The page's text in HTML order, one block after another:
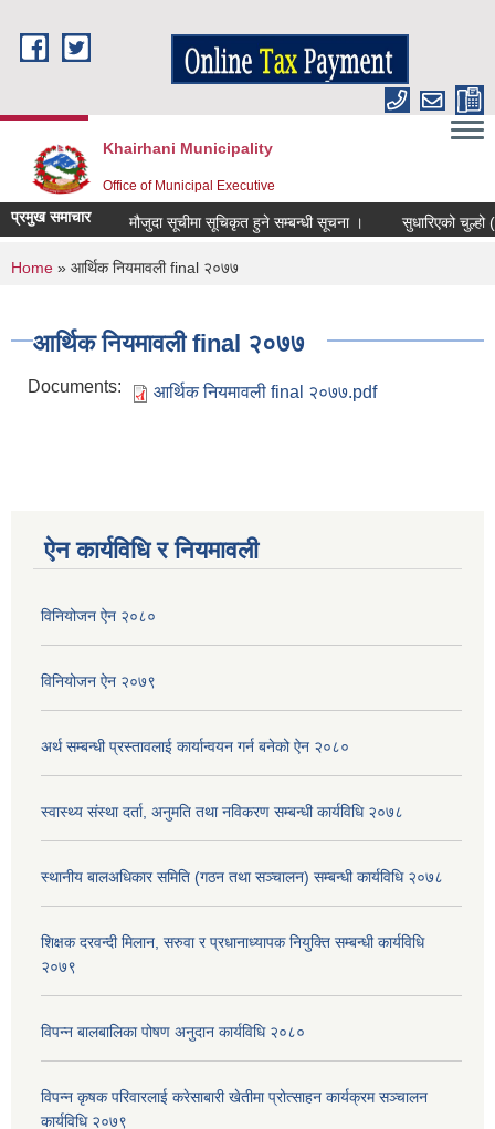
Khairhani Municipality
Office of Municipal Executive
प्रमुख समाचार मौजुदा सूचीमा सूचिकृत हुने सम्बन्धी सूचना । सुधारिएको चुल्हो
You are here
Home » आर्थिक नियमावली final २०७७
आर्थिक नियमावली final २०७७
Documents: आर्थिक नियमावली final २०७७.pdf
ऐन कार्यविधि र नियमावली
विनियोजन ऐन २०८०
विनियोजन ऐन २०७९
अर्थ सम्बन्धी प्रस्तावलाई कार्यान्वयन गर्न बनेको ऐन २०८०
स्वास्थ्य संस्था दर्ता, अनुमति तथा नविकरण सम्बन्धी कार्यविधि २०७८
स्थानीय बालअधिकार समिति (गठन तथा सञ्चालन) सम्बन्धी कार्यविधि २०७८
शिक्षक दरवन्दी मिलान, सरुवा र प्रधानाध्यापक नियुक्ति सम्बन्धी कार्यविधि
२०७९
विपन्न बालबालिका पोषण अनुदान कार्यविधि २०८०
विपन्न कृषक परिवारलाई करेसाबारी खेतीमा प्रोत्साहन कार्यक्रम सञ्चालन
कार्यविधि २०७९